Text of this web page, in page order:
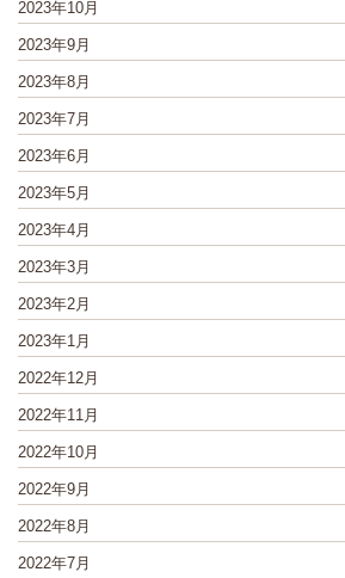
2023年10月
2023年9月
2023年8月
2023年7月
2023年6月
2023年5月
2023年4月
2023年3月
2023年2月
2023年1月
2022年12月
2022年11月
2022年10月
2022年9月
2022年8月
2022年7月